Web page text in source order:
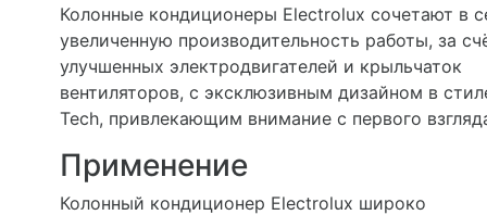
Колонные кондиционеры Electrolux сочетают в
увеличенную производительность работы, за
улучшенных электродвигателей и крыльчаток
вентиляторов, с эксклюзивным дизайном в
Tech, привлекающим внимание с первого
Применение
Колонный кондиционер Electrolux широко